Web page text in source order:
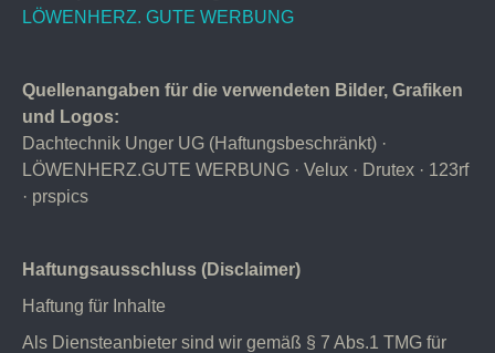
LÖWENHERZ. GUTE WERBUNG
Quellenangaben für die verwendeten Bilder, Grafiken
und Logos:
Dachtechnik Unger UG (Haftungsbeschränkt) ·
LÖWENHERZ.GUTE WERBUNG · Velux · Drutex · 123rf
· prspics
Haftungsausschluss (Disclaimer)
Haftung für Inhalte
Als Diensteanbieter sind wir gemäß § 7 Abs.1 TMG für